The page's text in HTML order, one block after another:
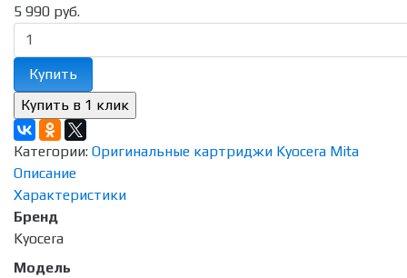
5 990 руб.
Купить
Категории: Оригинальные картриджи Kyocera Mita
Описание
Характеристики
Бренд
Kyocera
Модель